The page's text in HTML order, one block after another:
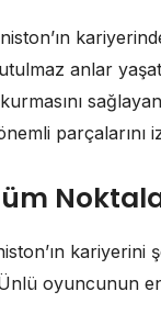
anlar
oyuncunun